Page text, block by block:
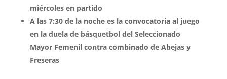
miércoles en partido
A las 7:30 de la noche es la convocatoria al juego
en la duela de básquetbol del Seleccionado
Mayor Femenil contra combinado de Abejas y
Freseras